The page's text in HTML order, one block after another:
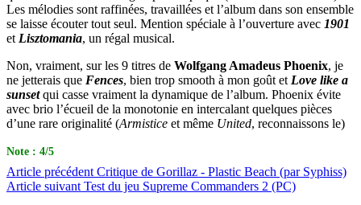
Les mélodies sont raffinées, travaillées et l’album dans son ensemble
se laisse écouter tout seul. Mention spéciale à l’ouverture avec 1901
et Lisztomania, un régal musical.
Non, vraiment, sur les 9 titres de Wolfgang Amadeus Phoenix, je
ne jetterais que Fences, bien trop smooth à mon goût et Love like a
sunsetqui casse vraiment la dynamique de l’album. Phoenix évite
avec brio l’écueil de la monotonie en intercalant quelques pièces
d’une rare originalité (Armistice et même United, reconnaissons le)
Note : 4/5
Article précédent Critique de Gorillaz - Plastic Beach (par Syphiss)
Article suivant Test du jeu Supreme Commanders 2 (PC)